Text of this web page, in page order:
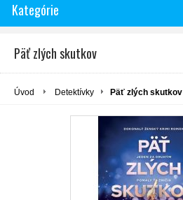
Kategórie
Päť zlých skutkov
Úvod Detektívky Päť zlých skutkov